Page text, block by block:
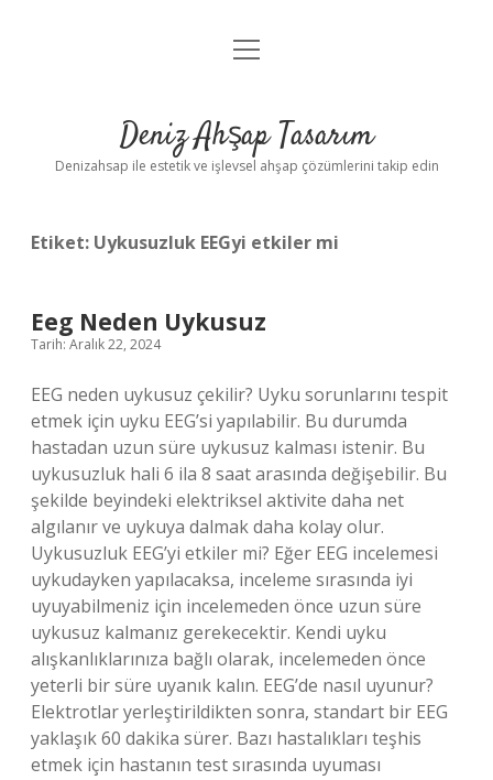
Anasayfa
Yasal Uyarı
menüyü
Deniz Ahşap Tasarım
Denizahsap ile estetik ve işlevsel ahşap çözümlerini takip edin
Etiket: Uykusuzluk EEGyi etkiler mi
Eeg Neden Uykusuz
Tarih: Aralık 22, 2024
EEG neden uykusuz çekilir? Uyku sorunlarını tespit
etmek için uyku EEG’si yapılabilir. Bu durumda
hastadan uzun süre uykusuz kalması istenir. Bu
uykusuzluk hali 6 ila 8 saat arasında değişebilir. Bu
şekilde beyindeki elektriksel aktivite daha net
algılanır ve uykuya dalmak daha kolay olur.
Uykusuzluk EEG’yi etkiler mi? Eğer EEG incelemesi
uykudayken yapılacaksa, inceleme sırasında iyi
uyuyabilmeniz için incelemeden önce uzun süre
uykusuz kalmanız gerekecektir. Kendi uyku
alışkanlıklarınıza bağlı olarak, incelemeden önce
yeterli bir süre uyanık kalın. EEG’de nasıl uyunur?
Elektrotlar yerleştirildikten sonra, standart bir EEG
yaklaşık 60 dakika sürer. Bazı hastalıkları teşhis
etmek için hastanın test sırasında uyuması